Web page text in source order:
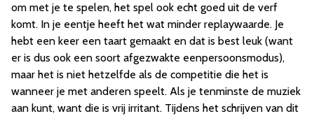
om met je te spelen, het spel ook echt goed uit de verf
komt. In je eentje heeft het wat minder replaywaarde. Je
hebt een keer een taart gemaakt en dat is best leuk (want
er is dus ook een soort afgezwakte eenpersoonsmodus),
maar het is niet hetzelfde als de competitie die het is
wanneer je met anderen speelt. Als je tenminste de muziek
aan kunt, want die is vrij irritant. Tijdens het schrijven van dit